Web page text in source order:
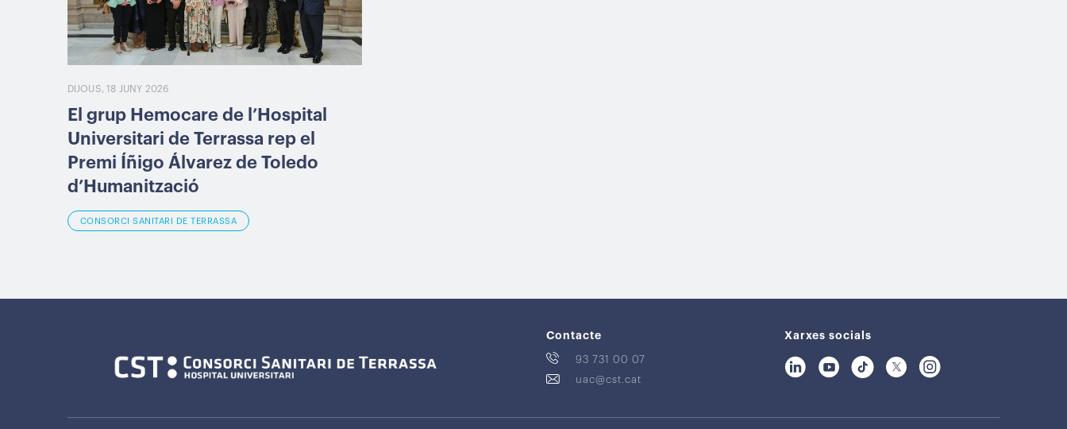
DIJOUS, 18 JUNY 2026
El grup Hemocare de l’Hospital
Universitari de Terrassa rep el
Premi Íñigo Álvarez de Toledo
d’Humanització
CONSORCI SANITARI DE TERRASSA
Contacte
93 731 00 07
uac@cst.cat
Xarxes socials